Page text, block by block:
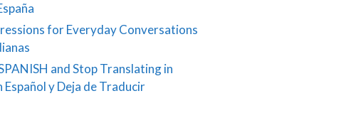
for Everyday Conversations
and Stop Translating in
Español y Deja de Traducir